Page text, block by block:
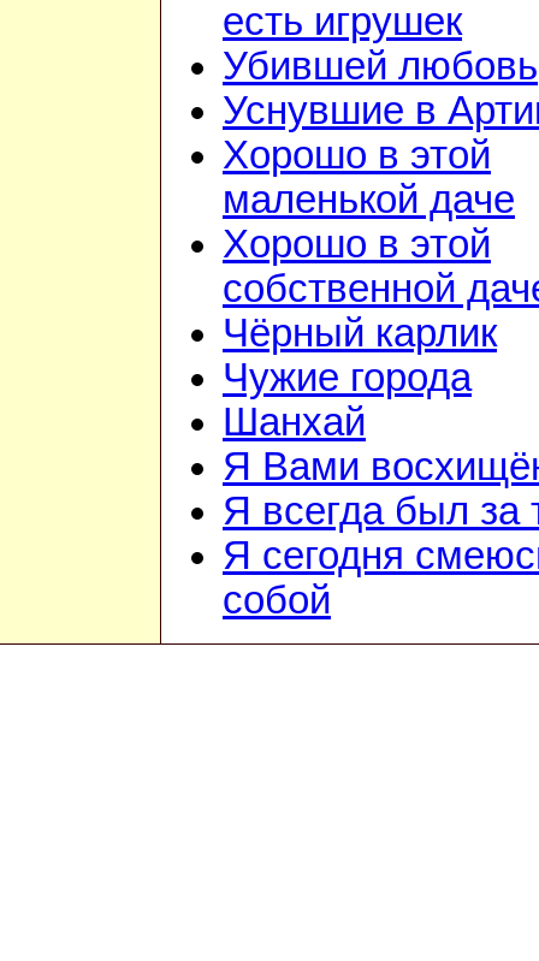
есть игрушек
Убившей любовь
Уснувшие в
Хорошо в этой
маленькой даче
Хорошо в этой
собственной
Чёрный карлик
Чужие города
Шанхай
Я Вами
Я всегда был за
Я сегодня
собой